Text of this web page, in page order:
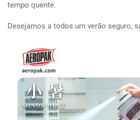
tempo quente.
Desejamos a todos um verão seguro,